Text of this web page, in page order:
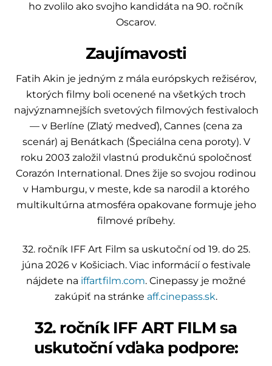
ho zvolilo ako svojho kandidáta na 90. ročník
Oscarov.
Zaujímavosti
Fatih Akin je jedným z mála európskych režisérov,
ktorých filmy boli ocenené na všetkých troch
najvýznamnejších svetových filmových festivaloch
— v Berlíne (Zlatý medveď), Cannes (cena za
scenár) aj Benátkach (Špeciálna cena poroty). V
roku 2003 založil vlastnú produkčnú spoločnosť
Corazón International. Dnes žije so svojou rodinou
v Hamburgu, v meste, kde sa narodil a ktorého
multikultúrna atmosféra opakovane formuje jeho
filmové príbehy.
32. ročník IFF Art Film sa uskutoční od 19. do 25.
júna 2026 v Košiciach. Viac informácií o festivale
nájdete na iffartfilm.com. Cinepassy je možné
zakúpiť na stránke aff.cinepass.sk.
32. ročník IFF ART FILM sa
uskutoční vďaka podpore: